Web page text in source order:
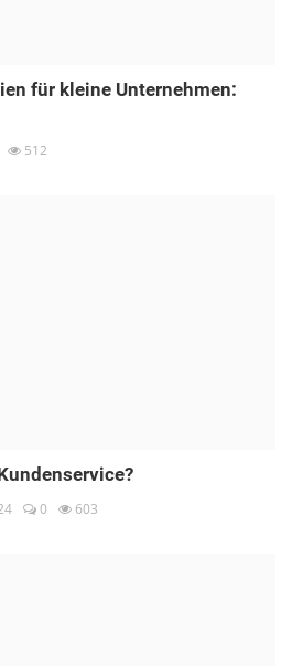
für kleine Unternehmen:
512
0 603